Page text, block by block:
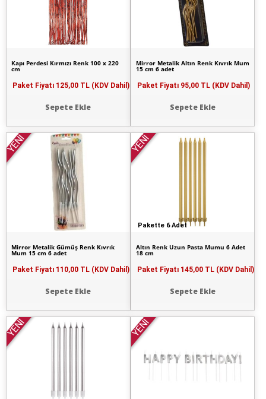
Kapı Perdesi Kırmızı Renk 100 x 220
cm
Paket Fiyatı 125,00 TL (KDV Dahil)
Sepete Ekle
Mirror Metalik Altın Renk Kıvrık Mum
15 cm 6 adet
Paket Fiyatı 95,00 TL (KDV Dahil)
Sepete Ekle
YENİ
Mirror Metalik Gümüş Renk Kıvrık
Mum 15 cm 6 adet
Paket Fiyatı 110,00 TL (KDV Dahil)
Sepete Ekle
Pakette 6 Adet
YENİ
Altın Renk Uzun Pasta Mumu 6 Adet
18 cm
Paket Fiyatı 145,00 TL (KDV Dahil)
Sepete Ekle
YENİ YENİ